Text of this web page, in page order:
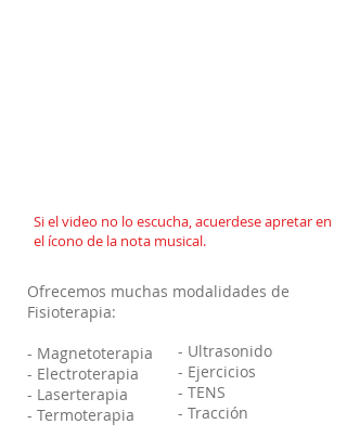
Si el video no lo escucha, acuerdese apretar en
el ícono de la nota musical.
Ofrecemos muchas modalidades de
Fisioterapia:
- Magnetoterapia
- Electroterapia
- Laserterapia
- Termoterapia
- Ultrasonido
- Ejercicios
- TENS
- Tracción